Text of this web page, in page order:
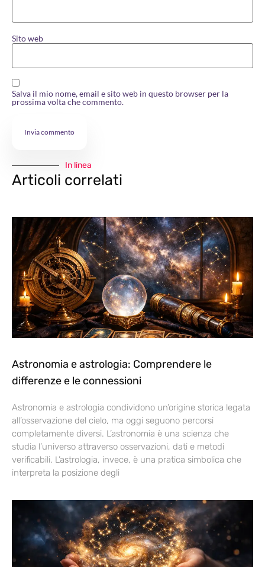
Sito web
Salva il mio nome, email e sito web in questo browser per la
prossima volta che commento.
In linea
Articoli correlati
Astronomia e astrologia: Comprendere le
differenze e le connessioni
Astronomia e astrologia condividono un’origine storica legata
all’osservazione del cielo, ma oggi seguono percorsi
completamente diversi. L’astronomia è una scienza che
studia l’universo attraverso osservazioni, dati e metodi
verificabili. L’astrologia, invece, è una pratica simbolica che
interpreta la posizione degli